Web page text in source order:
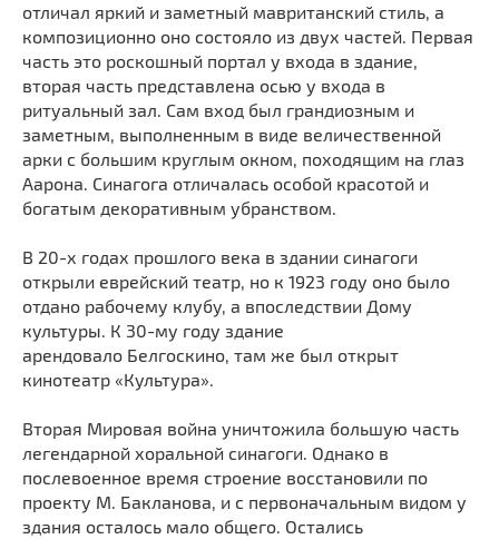
Часовни
Кирхи
Кладбище
Культурные центры
Театры
Галереи
отличал яркий и заметный мавританский стиль, а
композиционно оно состояло из двух частей. Первая
часть это роскошный портал у входа в здание,
вторая часть представлена осью у входа в
ритуальный зал. Сам вход был грандиозным и
заметным, выполненным в виде величественной
арки с большим круглым окном, походящим на глаз
Аарона. Синагога отличалась особой красотой и
богатым декоративным убранством.
В 20-х годах прошлого века в здании синагоги
открыли еврейский театр, но к 1923 году оно было
отдано рабочему клубу, а впоследствии Дому
культуры. К 30-му году здание
арендовало Белгоскино, там же был открыт
кинотеатр «Культура».
Вторая Мировая война уничтожила большую часть
легендарной хоральной синагоги. Однако в
послевоенное время строение восстановили по
проекту М. Бакланова, и с первоначальным видом у
здания осталось мало общего. Остались